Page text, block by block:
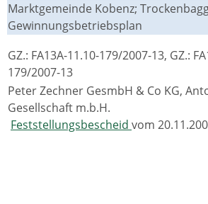
Marktgemeinde Kobenz;
Gewinnungsbetriebsplan
GZ.: FA13A-11.10-179/2007-13, GZ.:
179/2007-13
Peter Zechner GesmbH & Co KG,
Gesellschaft
Feststellungsbescheid vom